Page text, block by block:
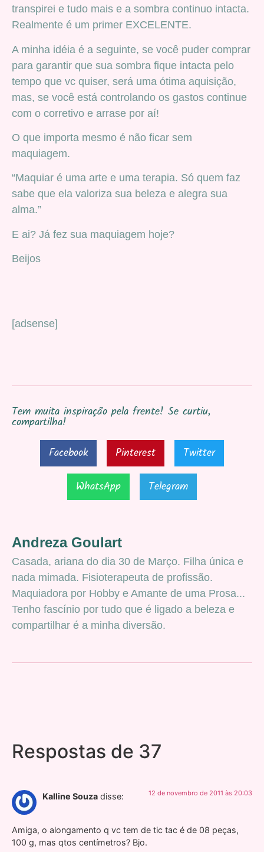
transpirei e tudo mais e a sombra continuo intacta.
Realmente é um primer EXCELENTE.
A minha idéia é a seguinte, se você puder comprar
para garantir que sua sombra fique intacta pelo
tempo que vc quiser, será uma ótima aquisição,
mas, se você está controlando os gastos continue
com o corretivo e arrase por aí!
O que importa mesmo é não ficar sem
maquiagem.
“Maquiar é uma arte e uma terapia. Só quem faz
sabe que ela valoriza sua beleza e alegra sua
alma.”
E ai? Já fez sua maquiagem hoje?
Beijos
[adsense]
Tem muita inspiração pela frente! Se curtiu,
compartilha!
Facebook
Pinterest
Twitter
WhatsApp
Telegram
Andreza Goulart
Casada, ariana do dia 30 de Março. Filha única e
nada mimada. Fisioterapeuta de profissão.
Maquiadora por Hobby e Amante de uma Prosa...
Tenho fascínio por tudo que é ligado a beleza e
compartilhar é a minha diversão.
Respostas de 37
Kalline Souza disse: 12 de novembro de 2011 às 20:03
Amiga, o alongamento q vc tem de tic tac é de 08 peças,
100 g, mas qtos centímetros? Bjo.